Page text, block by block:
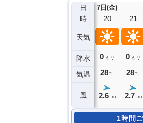
日
時
天気
降水
気温
風
7日(金)
20
0 ミリ
28℃
2.6 m
21
0 ミリ
28℃
2.7 m
1時間